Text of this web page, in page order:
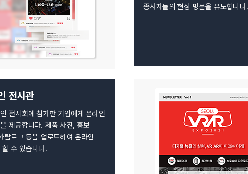
종사자들의 현장 방문을 유도합니다.
전시관
전시회에 참가한 기업에게 온라인
제공합니다. 제품 사진, 홍보
탈로그 등을 업로드하여 온라인
할 수 있습니다.